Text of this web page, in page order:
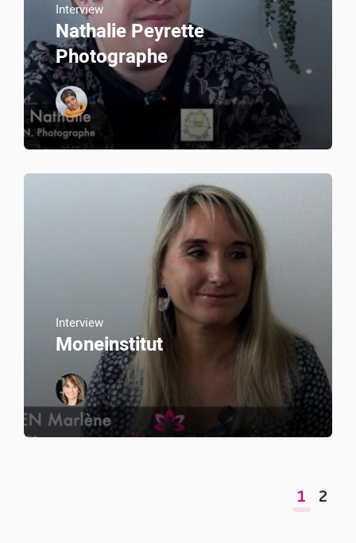
Interview
Nathalie Peyrette
Photographe
Interview
Moneinstitut
1 2